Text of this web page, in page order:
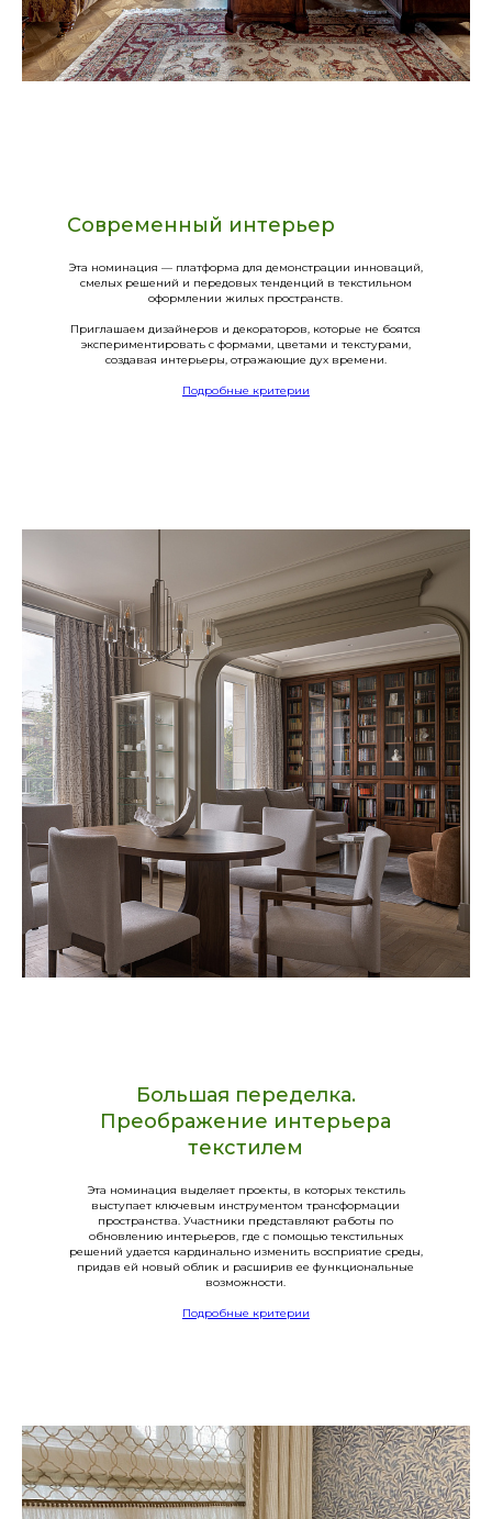
Современный интерьер
Эта номинация — платформа для демонстрации инноваций,
смелых решений и передовых тенденций в текстильном
оформлении жилых пространств.
Приглашаем дизайнеров и декораторов, которые не боятся
экспериментировать с формами, цветами и текстурами,
создавая интерьеры, отражающие дух времени.
Подробные критерии
Большая переделка.
Преображение интерьера
текстилем
Эта номинация выделяет проекты, в которых текстиль
выступает ключевым инструментом трансформации
пространства. Участники представляют работы по
обновлению интерьеров, где с помощью текстильных
решений удается кардинально изменить восприятие среды,
придав ей новый облик и расширив ее функциональные
возможности.
Подробные критерии